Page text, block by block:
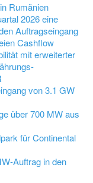
Rumänien
2026 eine
Auftragseingang
Cashflow
mit erweiterter
von 3.1 GW
über 700 MW aus
für Continental
Auftrag in den